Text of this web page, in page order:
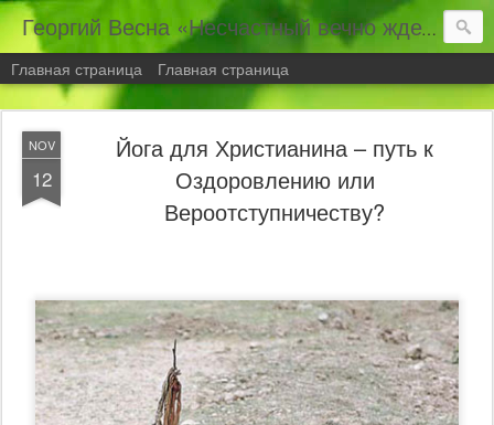
Георгий Весна «Несчастный вечно ждет чего-то... Счастливый – рад тому, что есть...»
Главная страница Главная страница
NOV
12
Йога для Христианина – путь к
Оздоровлению или
Вероотступничеству?